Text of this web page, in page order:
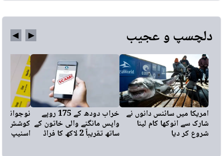
دلچسپ و عجیب ▶︎
◀︎
امریکا میں سائنس دانوں نے
شارک سے انوکھا کام لینا
شروع کر دیا
خراب دودھ کے 175 روپے
واپس مانگنے والی خاتون کے
ساتھ تقریباً 2 لاکھ کا فراڈ
کوشش،
اسنیپ